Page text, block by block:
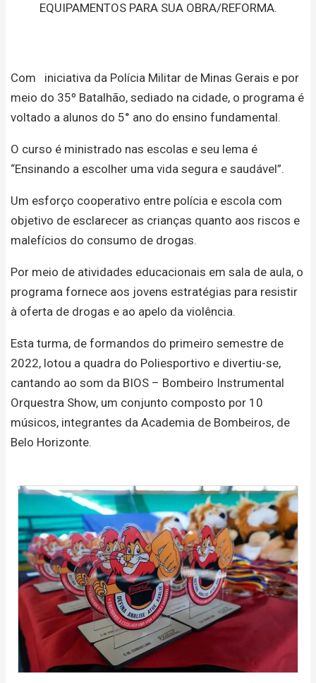
EQUIPAMENTOS PARA SUA OBRA/REFORMA.
Com iniciativa da Polícia Militar de Minas Gerais e por
meio do 35º Batalhão, sediado na cidade, o programa é
voltado a alunos do 5° ano do ensino fundamental.
O curso é ministrado nas escolas e seu lema é
“Ensinando a escolher uma vida segura e saudável”.
Um esforço cooperativo entre polícia e escola com
objetivo de esclarecer as crianças quanto aos riscos e
malefícios do consumo de drogas.
Por meio de atividades educacionais em sala de aula, o
programa fornece aos jovens estratégias para resistir
à oferta de drogas e ao apelo da violência.
Esta turma, de formandos do primeiro semestre de
2022, lotou a quadra do Poliesportivo e divertiu-se,
cantando ao som da BIOS – Bombeiro Instrumental
Orquestra Show, um conjunto composto por 10
músicos, integrantes da Academia de Bombeiros, de
Belo Horizonte.